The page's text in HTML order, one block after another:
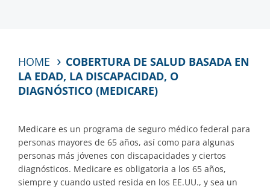
HOME
COBERTURA DE SALUD BASADA EN
LA EDAD, LA DISCAPACIDAD, O
DIAGNÓSTICO (MEDICARE)
Medicare es un programa de seguro médico federal para
personas mayores de 65 años, así como para algunas
personas más jóvenes con discapacidades y ciertos
diagnósticos. Medicare es obligatoria a los 65 años,
siempre y cuando usted resida en los EE.UU., y sea un